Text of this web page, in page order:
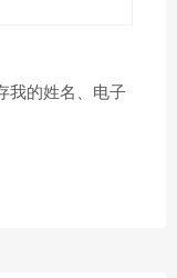
我的姓名、电子